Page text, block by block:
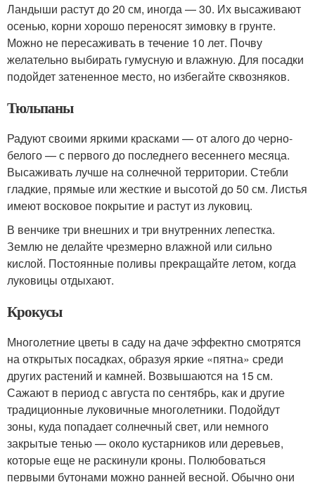
Ландыши растут до 20 см, иногда — 30. Их высаживают
осенью, корни хорошо переносят зимовку в грунте.
Можно не пересаживать в течение 10 лет. Почву
желательно выбирать гумусную и влажную. Для посадки
подойдет затененное место, но избегайте сквозняков.
Тюльпаны
Радуют своими яркими красками — от алого до черно-
белого — с первого до последнего весеннего месяца.
Высаживать лучше на солнечной территории. Стебли
гладкие, прямые или жесткие и высотой до 50 см. Листья
имеют восковое покрытие и растут из луковиц.
В венчике три внешних и три внутренних лепестка.
Землю не делайте чрезмерно влажной или сильно
кислой. Постоянные поливы прекращайте летом, когда
луковицы отдыхают.
Крокусы
Многолетние цветы в саду на даче эффектно смотрятся
на открытых посадках, образуя яркие «пятна» среди
других растений и камней. Возвышаются на 15 см.
Сажают в период с августа по сентябрь, как и другие
традиционные луковичные многолетники. Подойдут
зоны, куда попадает солнечный свет, или немного
закрытые тенью — около кустарников или деревьев,
которые еще не раскинули кроны. Полюбоваться
первыми бутонами можно ранней весной. Обычно они